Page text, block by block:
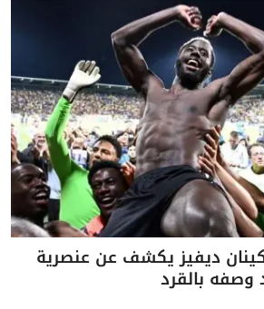
ديفيز يكشف عن عنصرية
وصفه بالقرد